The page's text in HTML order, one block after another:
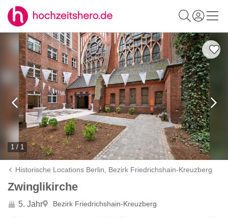
1 / 1
Historische Locations Berlin, Bezirk Friedrichshain-Kreuzberg
Zwinglikirche
5. Jahr Bezirk Friedrichshain-Kreuzberg